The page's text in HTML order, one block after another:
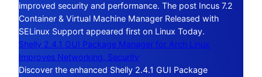
improved security and performance. The post Incus 7.2
Container & Virtual Machine Manager Released with
SELinux Support appeared first on Linux Today.
Shelly 2.4.1 GUI Package Manager for Arch Linux
Improves Networking, Security
Discover the enhanced Shelly 2.4.1 GUI Package